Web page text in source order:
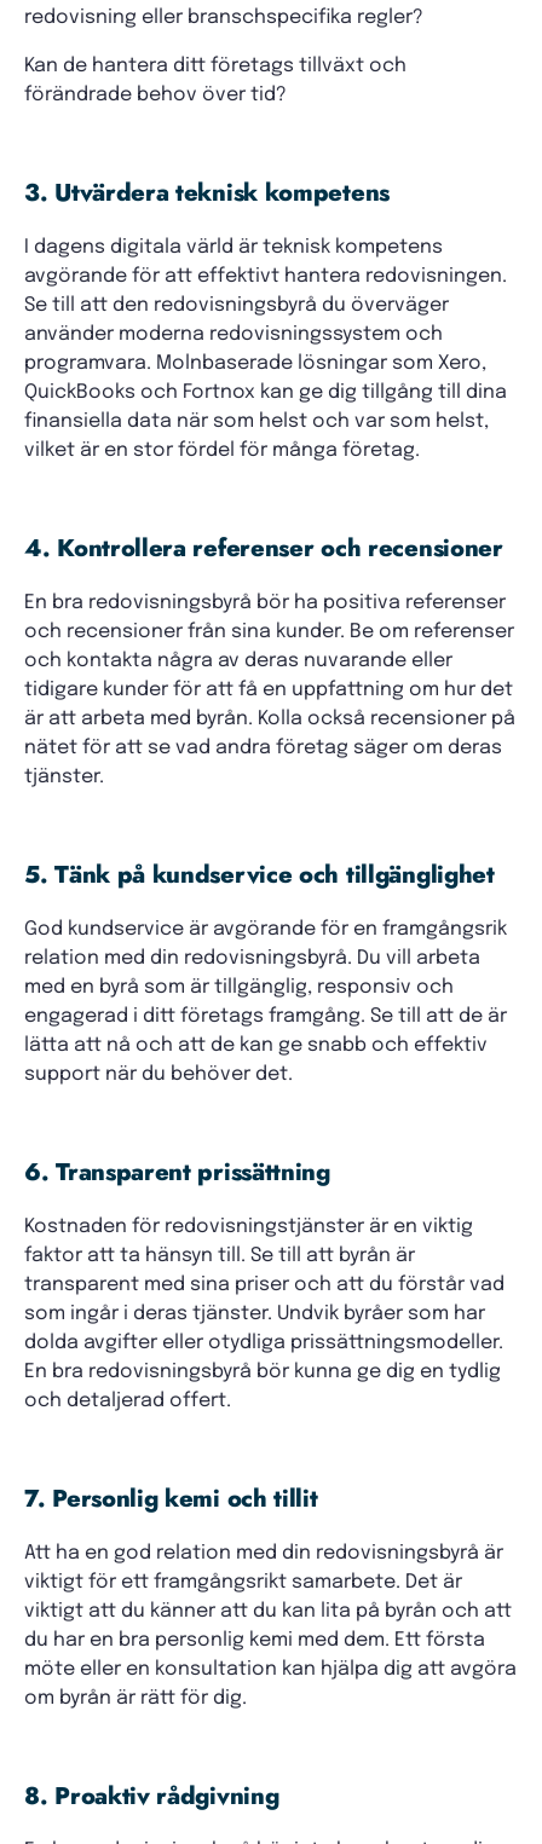
redovisning eller branschspecifika regler?
Kan de hantera ditt företags tillväxt och
förändrade behov över tid?
3. Utvärdera teknisk kompetens
I dagens digitala värld är teknisk kompetens
avgörande för att effektivt hantera redovisningen.
Se till att den redovisningsbyrå du överväger
använder moderna redovisningssystem och
programvara. Molnbaserade lösningar som Xero,
QuickBooks och Fortnox kan ge dig tillgång till dina
finansiella data när som helst och var som helst,
vilket är en stor fördel för många företag.
4. Kontrollera referenser och recensioner
En bra redovisningsbyrå bör ha positiva referenser
och recensioner från sina kunder. Be om referenser
och kontakta några av deras nuvarande eller
tidigare kunder för att få en uppfattning om hur det
är att arbeta med byrån. Kolla också recensioner på
nätet för att se vad andra företag säger om deras
tjänster.
5. Tänk på kundservice och tillgänglighet
God kundservice är avgörande för en framgångsrik
relation med din redovisningsbyrå. Du vill arbeta
med en byrå som är tillgänglig, responsiv och
engagerad i ditt företags framgång. Se till att de är
lätta att nå och att de kan ge snabb och effektiv
support när du behöver det.
6. Transparent prissättning
Kostnaden för redovisningstjänster är en viktig
faktor att ta hänsyn till. Se till att byrån är
transparent med sina priser och att du förstår vad
som ingår i deras tjänster. Undvik byråer som har
dolda avgifter eller otydliga prissättningsmodeller.
En bra redovisningsbyrå bör kunna ge dig en tydlig
och detaljerad offert.
7. Personlig kemi och tillit
Att ha en god relation med din redovisningsbyrå är
viktigt för ett framgångsrikt samarbete. Det är
viktigt att du känner att du kan lita på byrån och att
du har en bra personlig kemi med dem. Ett första
möte eller en konsultation kan hjälpa dig att avgöra
om byrån är rätt för dig.
8. Proaktiv rådgivning